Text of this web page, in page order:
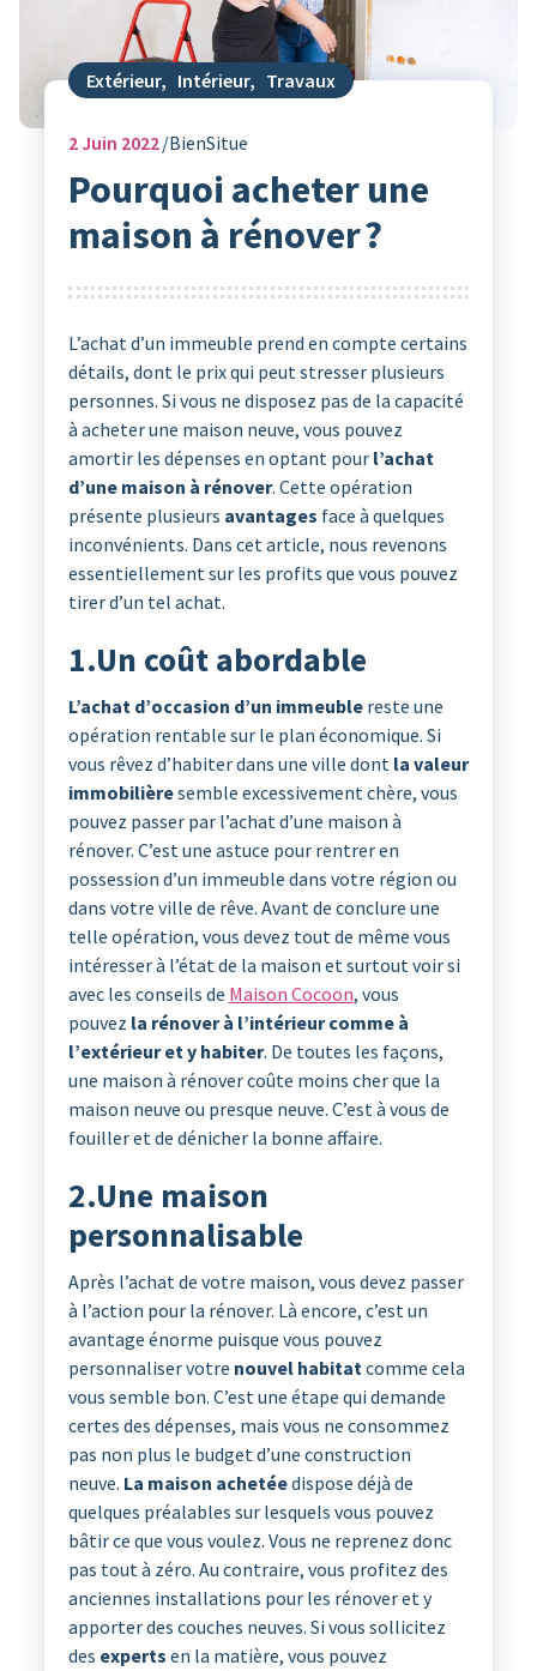
Extérieur, Intérieur, Travaux
2Juin 2022 BienSitue
Pourquoi acheter une
maison à rénover ?
L’achat d’un immeuble prend en compte certains
détails, dont le prix qui peut stresser plusieurs
personnes. Si vous ne disposez pas de la capacité
à acheter une maison neuve, vous pouvez
amortir les dépenses en optant pour l’achat
d’une maison à rénover. Cette opération
présente plusieurs avantages face à quelques
inconvénients. Dans cet article, nous revenons
essentiellement sur les profits que vous pouvez
tirer d’un tel achat.
1.Un coût abordable
L’achat d’occasion d’un immeublereste une
opération rentable sur le plan économique. Si
vous rêvez d’habiter dans une ville dont la valeur
immobilièresemble excessivement chère, vous
pouvez passer par l’achat d’une maison à
rénover. C’est une astuce pour rentrer en
possession d’un immeuble dans votre région ou
dans votre ville de rêve. Avant de conclure une
telle opération, vous devez tout de même vous
intéresser à l’état de la maison et surtout voir si
avec les conseils de Maison Cocoon, vous
pouvez la rénover à l’intérieur comme à
l’extérieur et y habiter. De toutes les façons,
une maison à rénover coûte moins cher que la
maison neuve ou presque neuve. C’est à vous de
fouiller et de dénicher la bonne affaire.
2.Une maison
personnalisable
Après l’achat de votre maison, vous devez passer
à l’action pour la rénover. Là encore, c’est un
avantage énorme puisque vous pouvez
personnaliser votre nouvel habitatcomme cela
vous semble bon. C’est une étape qui demande
certes des dépenses, mais vous ne consommez
pas non plus le budget d’une construction
neuve. La maison achetéedispose déjà de
quelques préalables sur lesquels vous pouvez
bâtir ce que vous voulez. Vous ne reprenez donc
pas tout à zéro. Au contraire, vous profitez des
anciennes installations pour les rénover et y
apporter des couches neuves. Si vous sollicitez
des experts en la matière, vous pouvez